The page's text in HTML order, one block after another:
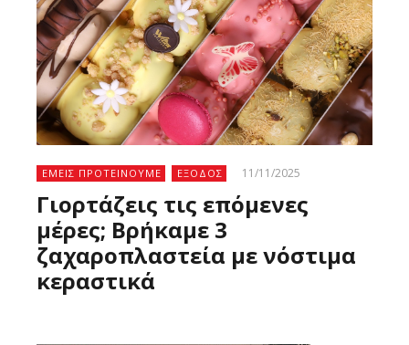
ΕΜΕΙΣ ΠΡΟΤΕΙΝΟΥΜΕ ΕΞΟΔΟΣ 11/11/2025
Γιορτάζεις τις επόμενες
μέρες; Βρήκαμε 3
ζαχαροπλαστεία με νόστιμα
κεραστικά